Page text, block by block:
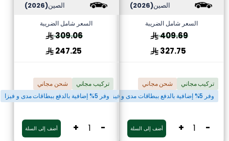
الصين(2026)
السعر شامل الضريبة
409.69
327.75
تركيب مجاني
شحن مجاني
وفر 5% إضافية بالدفع ببطاقات مدى و فيزا
-
+ أضف إلى السلة
الصين(2026)
السعر شامل الضريبة
309.06
247.25
تركيب مجاني
شحن مجاني
وفر 5% إضافية بالدفع ببطاقات مدى و فيزا
-
+ أضف إلى السلة